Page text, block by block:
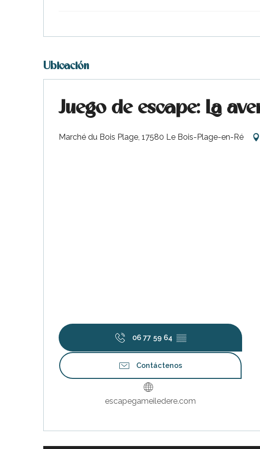
Ubicación
Juego de escape: La
Marché du Bois Plage, 17580 Le Bois-Plage-en-Ré
06 77 59 64▒▒
Contáctenos
escapegameiledere.com